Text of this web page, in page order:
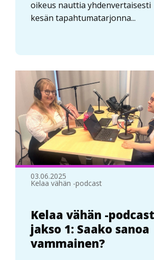
oikeus nauttia yhdenvertaisesti
kesän tapahtumatarjonna...
03.06.2025
Kelaa vähän -podcast
Kelaa vähän -podcast
jakso 1: Saako sanoa
vammainen?